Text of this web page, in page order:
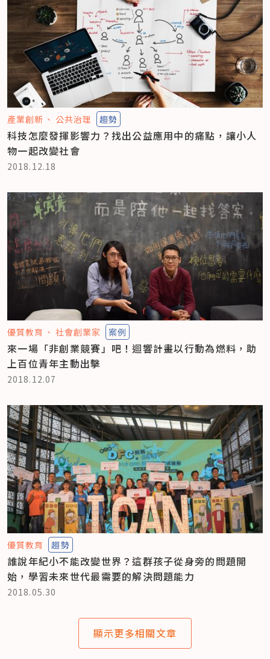
產業創新 公共治理 趨勢
科技怎麼發揮影響力？找出公益應用中的痛點，讓小人
物一起改變社會
2018.12.18
優質教育 社會創業家 案例
來一場「非創業競賽」吧！迴響計畫以行動為燃料，助
上百位青年主動出擊
2018.12.07
優質教育 趨勢
誰說年紀小不能改變世界？這群孩子從身旁的問題開
始，學習未來世代最需要的解決問題能力
2018.05.30
顯示更多相關文章